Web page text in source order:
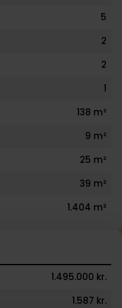
5
2
2
1
138 m²
9 m²
25 m²
39 m²
1.404 m²
1.495.000 kr.
1.587 kr.